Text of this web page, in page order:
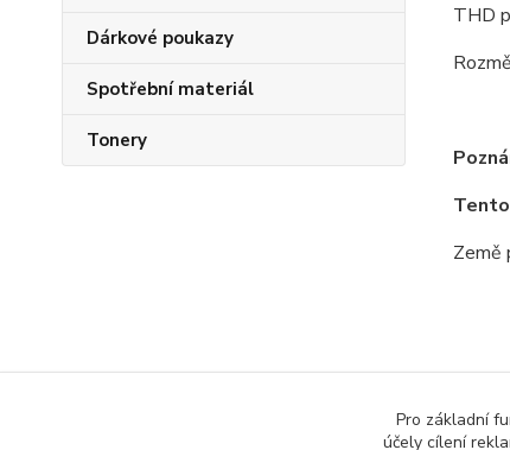
Dárkové poukazy
Spotřební materiál
Tonery
THD
Země
Pro základní
účely cílení